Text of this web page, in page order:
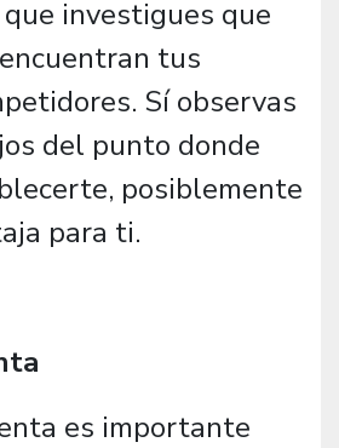
investigues que
tus
Sí observas
del punto donde
posiblemente
para ti.
es importante